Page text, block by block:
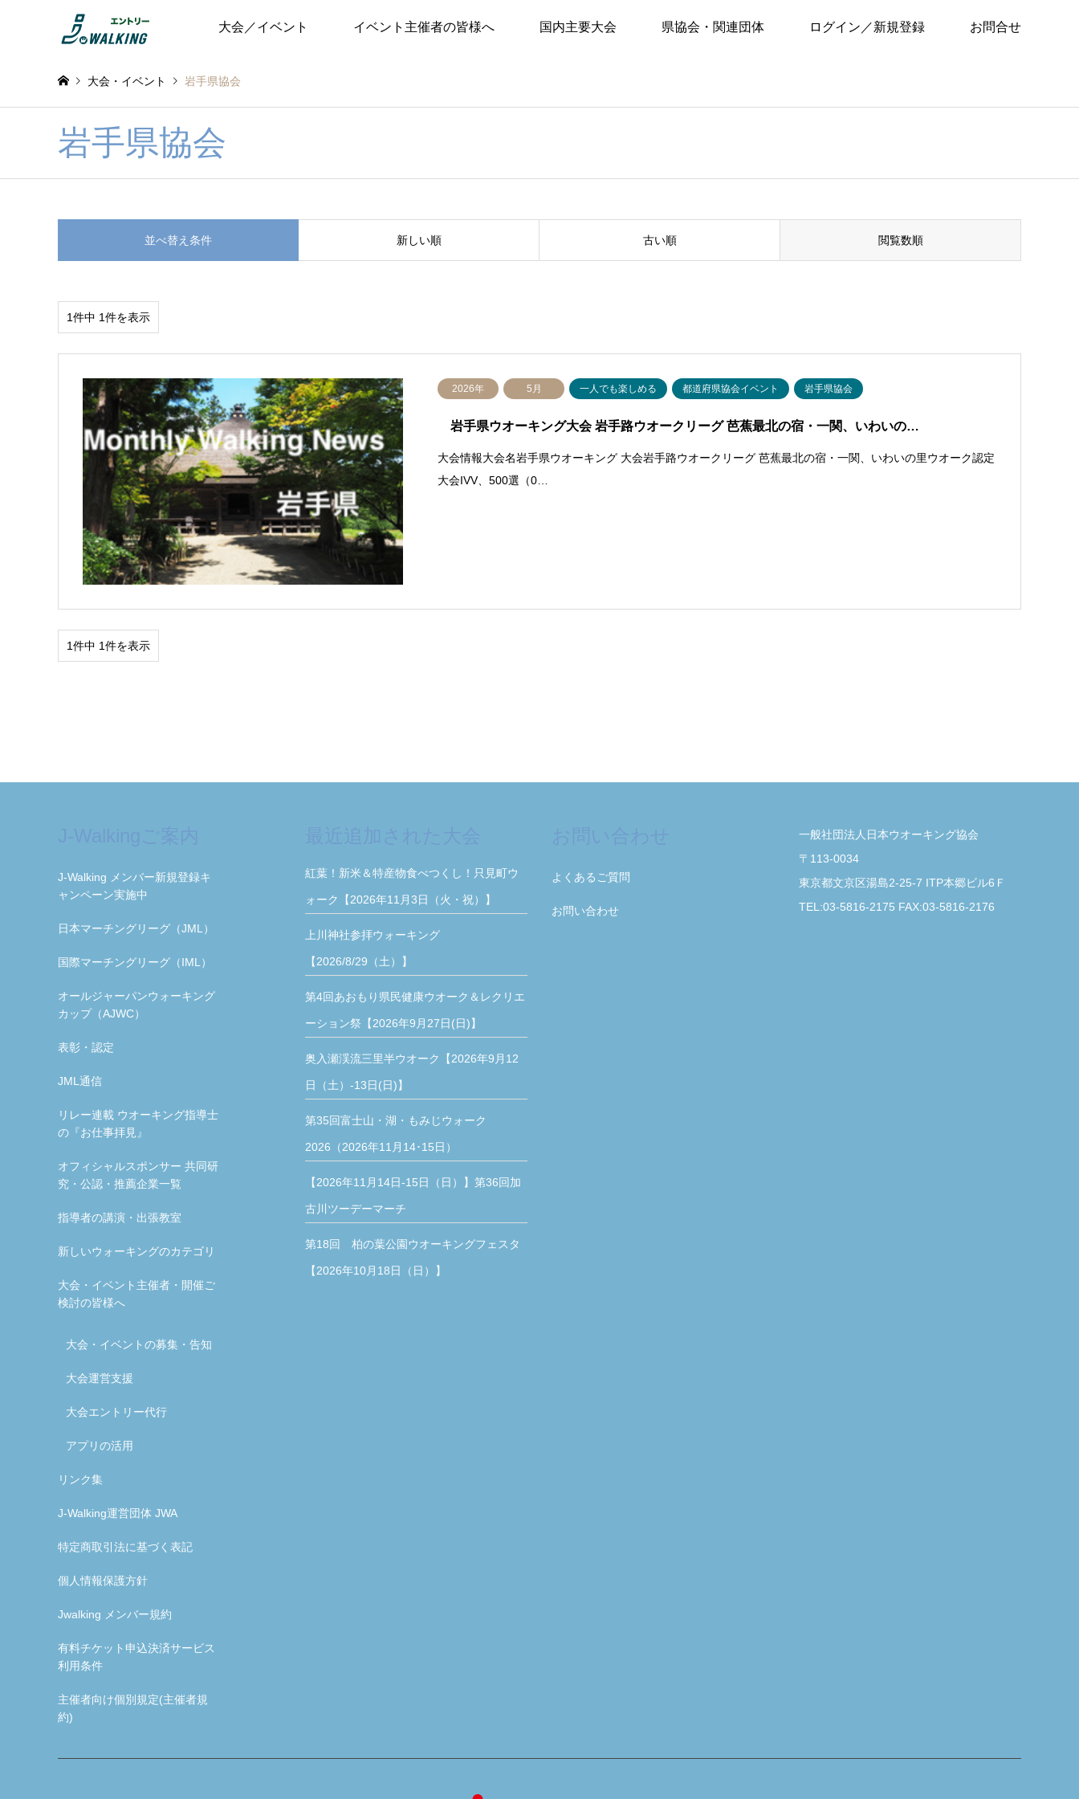
大会／イベント イベント主催者の皆様へ 国内主要大会 県協会・関連団体 ログイン／新規登録 お問合せ
大会・イベント 岩手県協会
岩手県協会
並べ替え条件 新しい順 古い順 閲覧数順
1件中 1件を表示
2026年 5月 一人でも楽しめる 都道府県協会イベント 岩手県協会
岩手県ウオーキング大会 岩手路ウオークリーグ 芭蕉最北の宿・一関、いわいの…
大会情報大会名岩手県ウオーキング 大会岩手路ウオークリーグ 芭蕉最北の宿・一関、いわいの里ウオーク認定
大会IVV、500選（0…
1件中 1件を表示
J-Walking メンバー新規登録キ
ャンペーン実施中
日本マーチングリーグ（JML）
国際マーチングリーグ（IML）
オールジャーパンウォーキング
カップ（AJWC）
表彰・認定
JML通信
リレー連載 ウオーキング指導士
の『お仕事拝見』
オフィシャルスポンサー 共同研
究・公認・推薦企業一覧
指導者の講演・出張教室
新しいウォーキングのカテゴリ
大会・イベント主催者・開催ご
検討の皆様へ
大会・イベントの募集・告知
大会運営支援
大会エントリー代行
アプリの活用
リンク集
J-Walking運営団体 JWA
特定商取引法に基づく表記
個人情報保護方針
Jwalking メンバー規約
有料チケット申込決済サービス
利用条件
主催者向け個別規定(主催者規
約)
紅葉！新米＆特産物食べつくし！只見町ウ
ォーク【2026年11月3日（火・祝）】
上川神社参拝ウォーキング
【2026/8/29（土）】
第4回あおもり県民健康ウオーク＆レクリエ
ーション祭【2026年9月27日(日)】
奥入瀬渓流三里半ウオーク【2026年9月12
日（土）-13日(日)】
第35回富士山・湖・もみじウォーク
2026（2026年11月14･15日）
【2026年11月14日-15日（日）】第36回加
古川ツーデーマーチ
第18回 柏の葉公園ウオーキングフェスタ
【2026年10月18日（日）】
よくあるご質問
お問い合わせ
一般社団法人日本ウオーキング協会
〒113-0034
東京都文京区湯島2-25-7 ITP本郷ビル6Ｆ
TEL:03-5816-2175 FAX:03-5816-2176